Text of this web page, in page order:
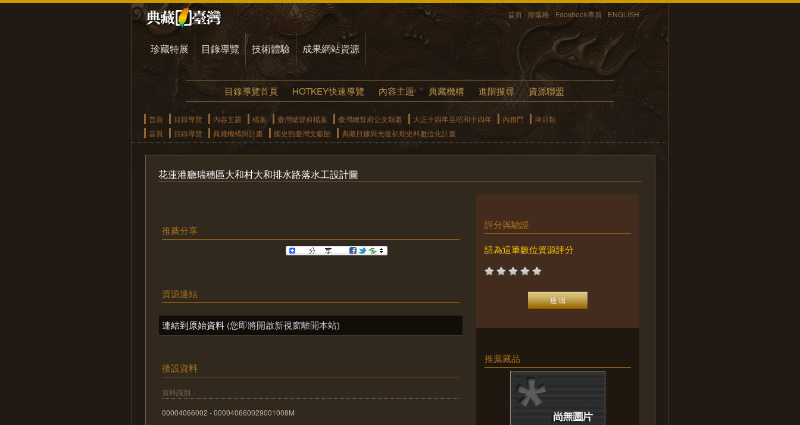
首頁 部落格 Facebook專頁 ENGLISH
珍藏特展 目錄導覽 技術體驗 成果網站資源
目錄導覽首頁 HOTKEY快速導覽 內容主題 典藏機構 進階搜尋 資源聯盟
首頁 目錄導覽 內容主題 檔案 臺灣總督府檔案 臺灣總督府公文類纂 大正十四年至昭和十四年 內務門
埤圳類
首頁
目錄導覽 典藏機構與計畫 國史館臺灣文獻館 典藏日據與光復初期史料數位化計畫
花蓮港廳瑞穗區大和村大和排水路落水工設計圖
推薦分享
資源連結
連結到原始資料 (您即將開啟新視窗離開本站)
後設資料
資料識別：
00004066002 - 000040660029001008M
評分與驗證
請為這筆數位資源評分
推薦藏品